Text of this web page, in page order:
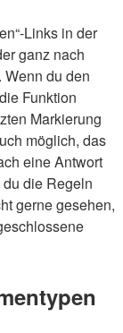
Links in der
ganz nach
du den
Funktion
Markierung
möglich, das
eine Antwort
die Regeln
gerne gesehen,